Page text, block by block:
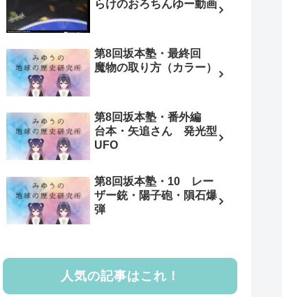
らけのおろちんゆー動画
第8回坂本塾・最終回
魔物の取り方（カラー）
第8回坂本塾・番外編
台本・矢追さん 発光型
UFO
第8回坂本塾・10 レー
ザー銃・陽子砲・隕石爆
弾
人気の記事はこれ！